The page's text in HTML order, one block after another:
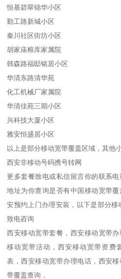
恒基碧翠锦华小区
勤工路新城小区
秦川社区街坊小区
胡家庙粮库家属院
韩森路福邸铭居小区
华清东路清华苑
化工机械厂家属院
华清佳苑三期小区
兴科技大厦小区
雅安恒盛居小区
以上是部分移动宽带覆盖区域，其他
西安非移动号码携号转网
更多套餐致电或私信留言你的联系
地址为你查询是否有中国移动宽带
安预约上门办理安装，以下是部分
致电咨询
西安移动宽带套餐，西安移动宽带
移动宽带活动，西安移动宽带资费
表，西安移动宽带办理电话，西安
带覆盖查询，